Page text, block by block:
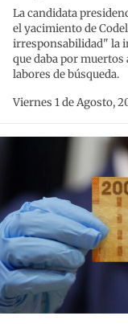
La candidata
el yacimiento de
irresponsabilidad" la
que daba por muertos
labores de búsqueda.
Viernes 1 de Agosto,